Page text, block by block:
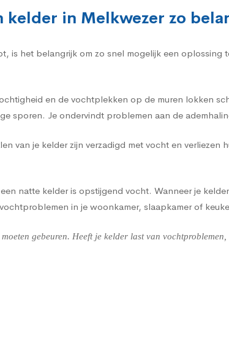
in Melkwezer zo
is het belangrijk om zo snel mogelijk een
en de vochtplekken op de muren lokken
sporen. Je ondervindt problemen aan de
van je kelder zijn verzadigd met vocht en
natte kelder is opstijgend vocht. Wanneer je
in je woonkamer, slaapkamer of
gebeuren. Heeft je kelder last van